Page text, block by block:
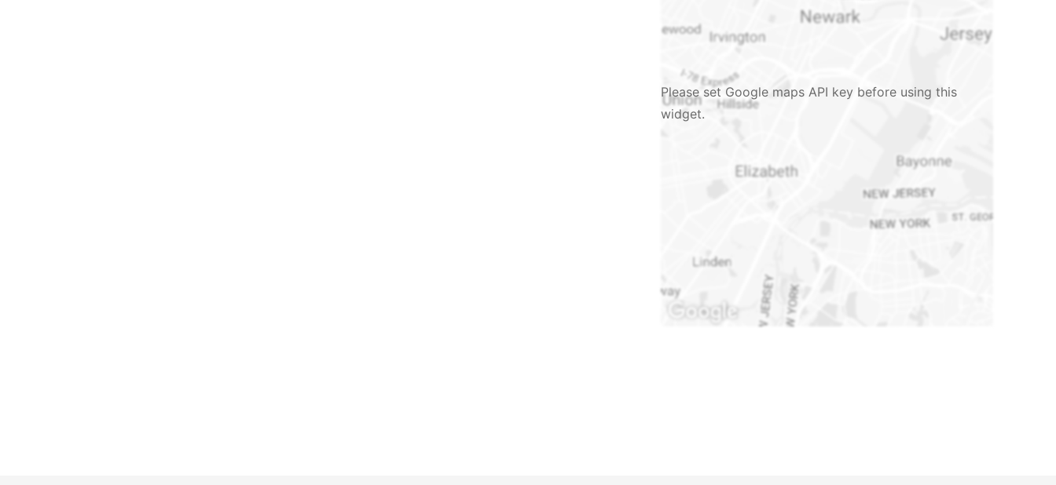
Please set Google maps API key before using this
widget.